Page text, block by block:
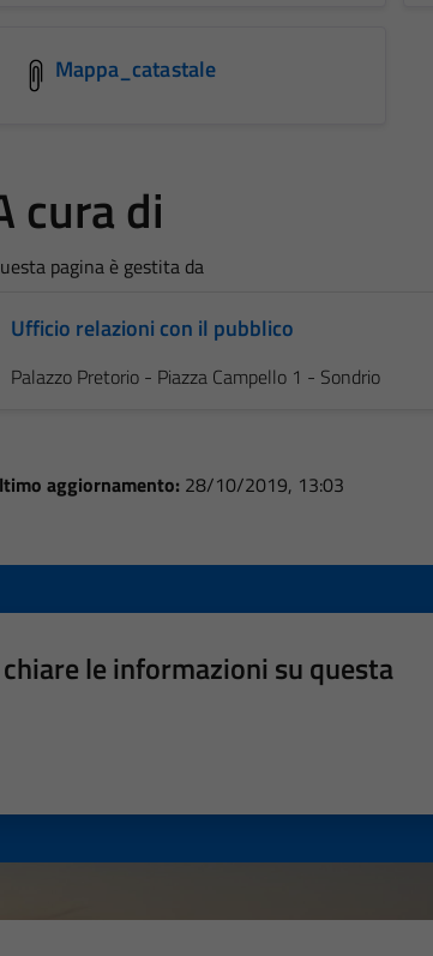
Mappa_catastale
cura di
pagina è gestita da
Ufficio relazioni con il pubblico
Palazzo Pretorio - Piazza Campello 1 - Sondrio
aggiornamento: 28/10/2019, 13:03
le informazioni su questa